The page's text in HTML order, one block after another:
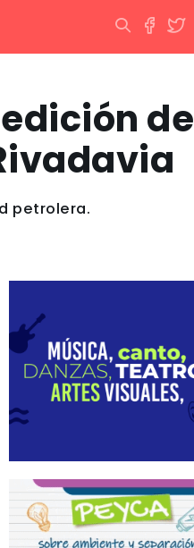
de
petrolera.